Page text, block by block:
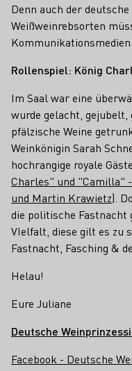
Denn auch der
Weißweinrebsorten
Rollenspiel: König
Im Saal war eine
wurde gelacht,
pfälzische Weine
Weinkönigin Sarah
hochrangige royale
Charles" und "Camilla"
und Martin Krawietz).
die politische Fastnacht
VIelfalt, diese gilt es zu
Fastnacht, Fasching &
Helau!
Eure Juliane
Deutsche
Facebook - Deutsche